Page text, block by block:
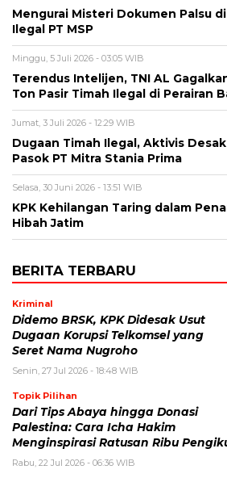
Mengurai Misteri Dokumen Palsu
Ilegal PT MSP
Minggu, 5 Juli 2026 - 03:05 WIB
Terendus Intelijen, TNI AL
Ton Pasir Timah Ilegal di Perairan
Jumat, 3 Juli 2026 - 12:29 WIB
Dugaan Timah Ilegal, Aktivis
Pasok PT Mitra Stania Prima
Selasa, 30 Juni 2026 - 13:51 WIB
KPK Kehilangan Taring dalam
Hibah Jatim
BERITA TERBARU
Kriminal
Didemo BRSK, KPK Didesak Usut
Dugaan Korupsi Telkomsel yang
Seret Nama Nugroho
Senin, 27 Jul 2026 - 18:48 WIB
Topik Pilihan
Dari Tips Abaya hingga Donasi
Palestina: Cara Icha Hakim
Menginspirasi Ratusan Ribu
Rabu, 22 Jul 2026 - 06:36 WIB